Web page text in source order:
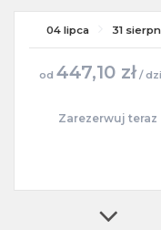
04 lipca 31
od 447,10 zł/
Zarezerwuj teraz